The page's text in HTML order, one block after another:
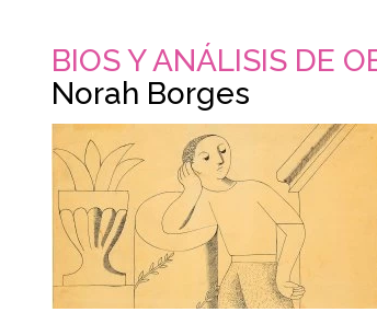
BIOS Y ANÁLISIS DE
Norah Borges